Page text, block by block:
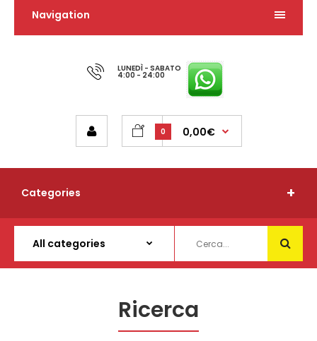
Navigation
LUNEDÌ - SABATO
4:00 - 24:00
0 0,00€
Categories
Ricerca